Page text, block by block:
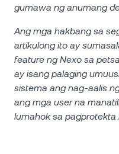
gumawa ng anumang
Ang mga hakbang sa
artikulong ito ay
feature ng Nexo sa
ay isang palaging
sistema ang nag-aalis
ang mga user na
lumahok sa